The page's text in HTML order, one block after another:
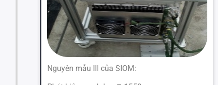
Nguyên mẫu III của SIOM: